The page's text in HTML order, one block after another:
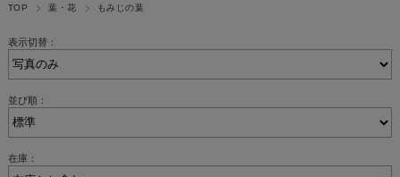
TOP 葉・花 もみじの葉
表示切替：
並び順：
在庫：